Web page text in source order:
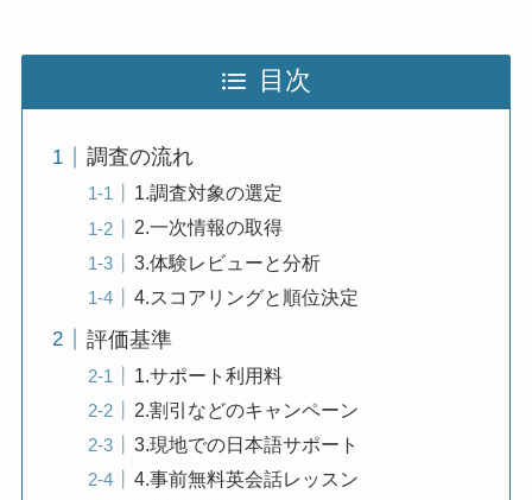
目次
調査の流れ
1.調査対象の選定
2.一次情報の取得
3.体験レビューと分析
4.スコアリングと順位決定
評価基準
1.サポート利用料
2.割引などのキャンペーン
3.現地での日本語サポート
4.事前無料英会話レッスン